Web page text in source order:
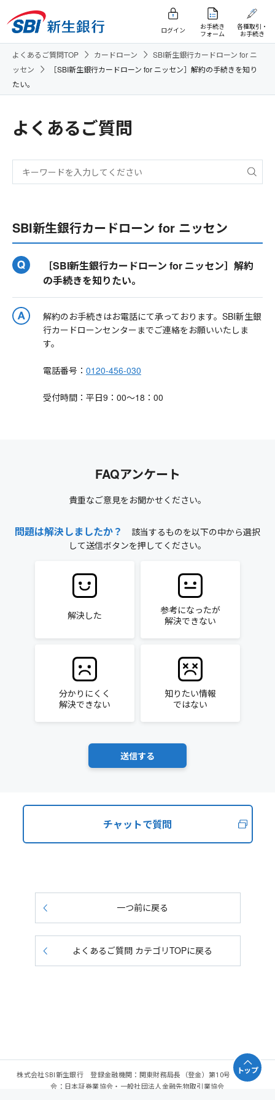
ログイン
お手続き
フォーム
各種取引・
お手続き
よくあるご質問TOP カードローン
SBI新生銀行カードローン for ニ
ッセン
［SBI新生銀行カードローン for ニッセン］解約の手続きを知り
たい。
よくあるご質問
SBI新生銀行カードローン for ニッセン
［SBI新生銀行カードローン for ニッセン］解約
の手続きを知りたい。
解約のお手続きはお電話にて承っております。SBI新生銀
行カードローンセンターまでご連絡をお願いいたしま
す。
電話番号： 0120-456-030
受付時間：平日9：00～18：00
FAQアンケート
貴重なご意見をお聞かせください。
問題は解決しましたか？
該当するものを以下の中から選択
して送信ボタンを押してください。
解決した
参考になったが
解決できない
分かりにくく
解決できない
知りたい情報
ではない
チャットで質問
一つ前に戻る
よくあるご質問 カテゴリTOPに戻る
株式会社SBI新生銀行 登録金融機関：関東財務局長（登金）第10号 加入協
会：日本証券業協会・一般社団法人金融先物取引業協会
トップ